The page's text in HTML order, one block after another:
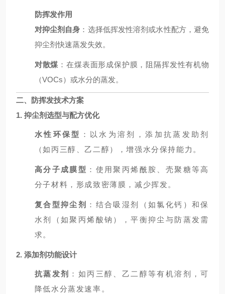
防挥发作用
对抑尘剂自身 ：选择低挥发性溶剂或水性配方，避免
抑尘剂快速蒸发失效。
对散煤 ：在煤表面形成保护膜，阻隔挥发性有机物
（VOCs）或水分的蒸发。
二、防挥发技术方案
1. 抑尘剂选型与配方优化
水性环保型
：以水为溶剂，添加抗蒸发助剂
（如丙三醇、乙二醇），增强水分保持能力。
高分子成膜型 ：使用聚丙烯酰胺、壳聚糖等高
分子材料，形成致密薄膜，减少挥发。
复合型抑尘剂
：结合吸湿剂（如氯化钙）和保
水剂（如聚丙烯酸钠），平衡抑尘与防蒸发需
求。
2. 添加剂功能设计
抗蒸发剂
：如丙三醇、乙二醇等有机溶剂，可
降低水分蒸发速率。